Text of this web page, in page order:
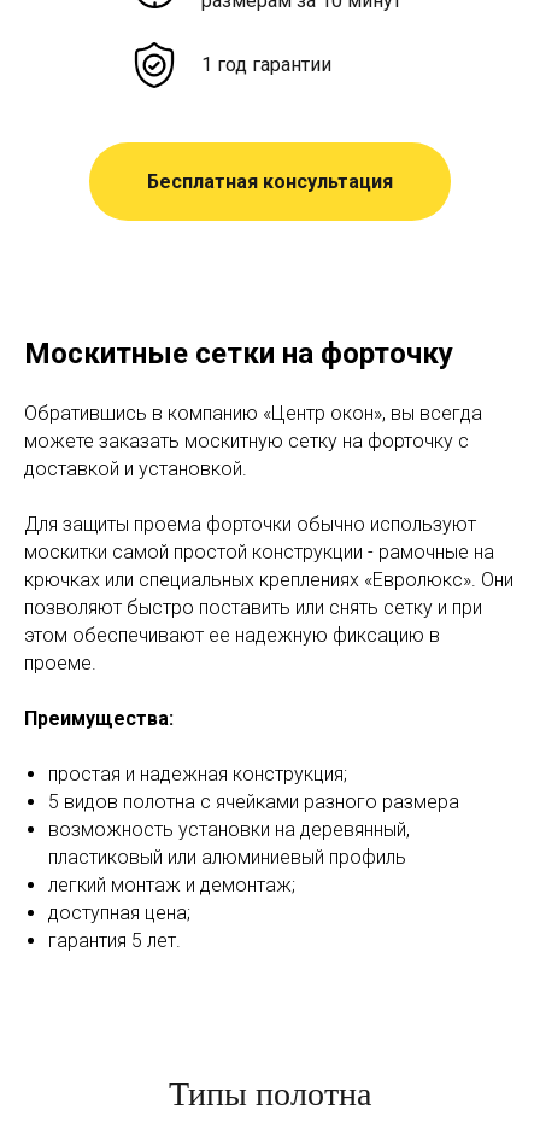
1 год гарантии
Бесплатная консультация
Москитные сетки на форточку
Обратившись в компанию «Центр окон», вы всегда
можете заказать москитную сетку на форточку с
доставкой и установкой.
Для защиты проема форточки обычно используют
москитки самой простой конструкции - рамочные на
крючках или специальных креплениях «Евролюкс». Они
позволяют быстро поставить или снять сетку и при
этом обеспечивают ее надежную фиксацию в
проеме.
Преимущества:
простая и надежная конструкция;
5 видов полотна с ячейками разного размера
возможность установки на деревянный,
пластиковый или алюминиевый профиль
легкий монтаж и демонтаж;
доступная цена;
гарантия 5 лет.
Типы полотна